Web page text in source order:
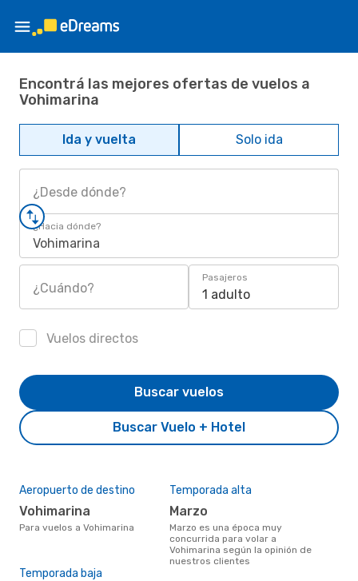
Encontrá las mejores ofertas de vuelos a
Vohimarina
Ida y vuelta Solo ida
¿Desde dónde?
¿Hacia dónde?
Vohimarina
¿Cuándo?
Pasajeros
1 adulto
Vuelos directos
Buscar Vuelo + Hotel
Buscar vuelos
Aeropuerto de destino
Vohimarina
Para vuelos a Vohimarina
Temporada alta
marzo
marzo es una época muy
concurrida para volar a
Vohimarina según la opinión de
nuestros clientes
Temporada baja